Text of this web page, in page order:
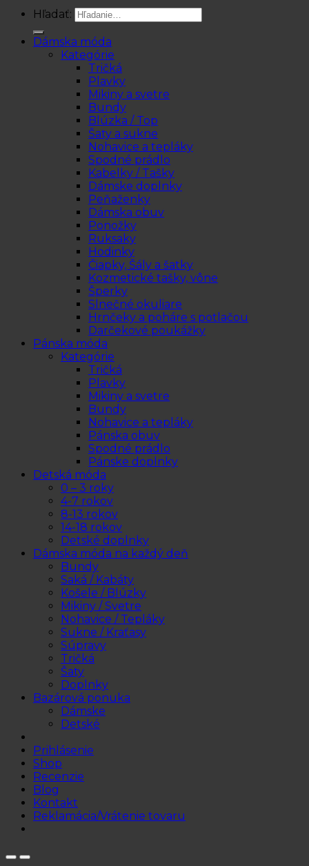
Hľadať:
Dámska móda
Kategórie
Tričká
Plavky
Mikiny a svetre
Bundy
Blúzka / Top
Šaty a sukne
Nohavice a tepláky
Spodné prádlo
Kabelky / Tašky
Dámske doplnky
Peňaženky
Dámska obuv
Ponožky
Ruksaky
Hodinky
Čiapky, Šály a šatky
Kozmetické tašky, vône
Šperky
Slnečné okuliare
Hrnčeky a poháre s potlačou
Darčekové poukážky
Pánska móda
Kategórie
Tričká
Plavky
Mikiny a svetre
Bundy
Nohavice a tepláky
Pánska obuv
Spodné prádlo
Pánske doplnky
Detská móda
0 – 3 roky
4-7 rokov
8-13 rokov
14-18 rokov
Detské doplnky
Dámska móda na každý deň
Bundy
Saká / Kabáty
Košele / Blúzky
Mikiny / Svetre
Nohavice / Tepláky
Sukne / Kraťasy
Súpravy
Tričká
Šaty
Doplnky
Bazárová ponuka
Dámske
Detské
Prihlásenie
Shop
Recenzie
Blog
Kontakt
Reklamácia/Vrátenie tovaru